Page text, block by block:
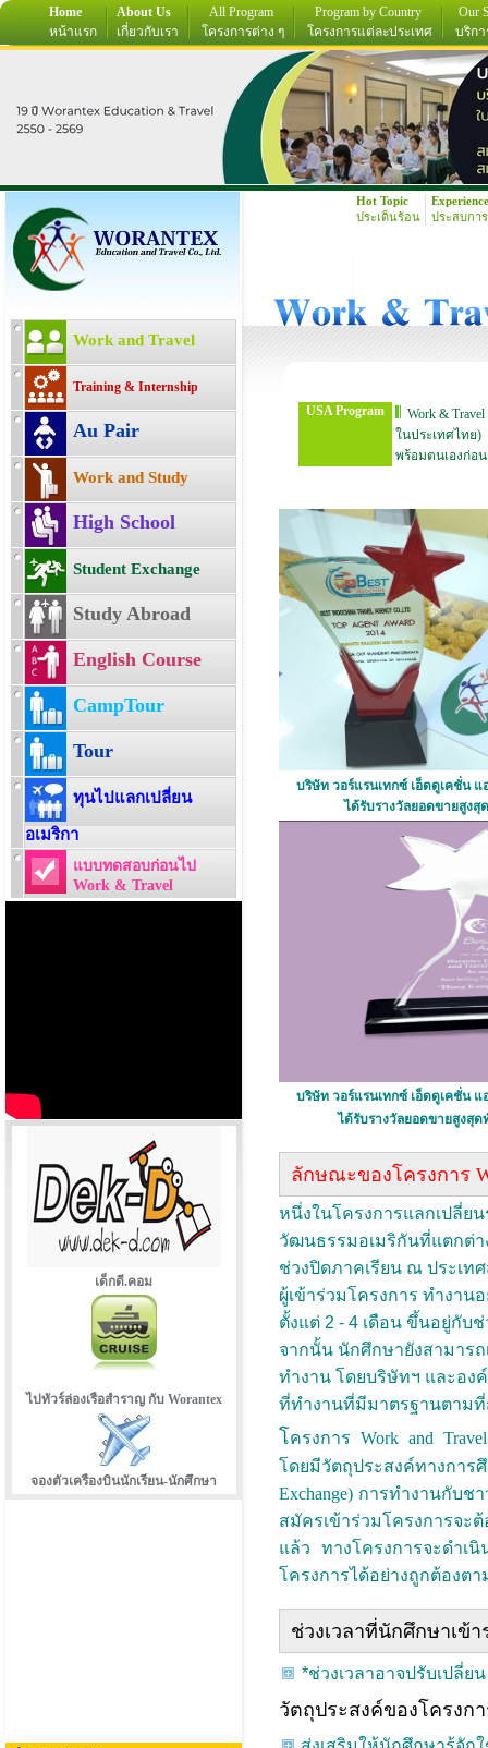
Home
หน้าแรก
About Us
เกี่ยวกับเรา
All Program
โครงการต่าง ๆ
Program by Country
โครงการแต่ละประเทศ
Our
บริกา
Work and Travel
Training & Internship
Au Pair
Work and Study
High School
Student Exchange
Study Abroad
English Course
CampTour
Tour
ทุนไปแลกเปลี่ยน
อเมริกา
แบบทดสอบก่อนไป
Work & Travel
เด็กดี.คอม
ไปทัวร์ล่องเรือสำราญ กับ Worantex
จองตัวเครืองบินนักเรียน-นักศึกษา
Hot Topic
ประเด็นร้อน
Experience
ประสบกา
USA Program
Work & Travel
ในประเทศไทย)
พร้อมตนเองก่อ
บริษัท วอร์แรนเทกซ์ เอ็ดดูเคชั่น แ
ได้รับรางวัลยอดขายสูง
บริษัท วอร์แรนเทกซ์ เอ็ดดูเคชั่น แ
ได้รับรางวัลยอดขายสูงสุด
ลักษณะของโครงการ
หนึ่งในโครงการแลกเปลี่ย
วัฒนธรรมอเมริกันที่แตกต่
ช่วงปิดภาคเรียน ณ ประเท
ผู้เข้าร่วมโครงการ ทำงาน
ตั้งแต่ 2 - 4 เดือน ขึ้นอยู่กับ
จากนั้น นักศึกษายังสามารถ
ทำงาน โดยบริษัทฯ และอง
ที่ทำงานที่มีมาตรฐานตาม
โครงการ Work and
โดยมีวัตถุประสงค์ทางกา
Exchange) การทำงานกับ
สมัครเข้าร่วมโครงการจะ
แล้ว ทางโครงการจะดำเ
โครงการได้อย่างถูกต้องต
ช่วงเวลาที่นักศึกษาเข้
*ช่วงเวลาอาจปรับเปลี่
วัตถุประสงค์ของโครงก